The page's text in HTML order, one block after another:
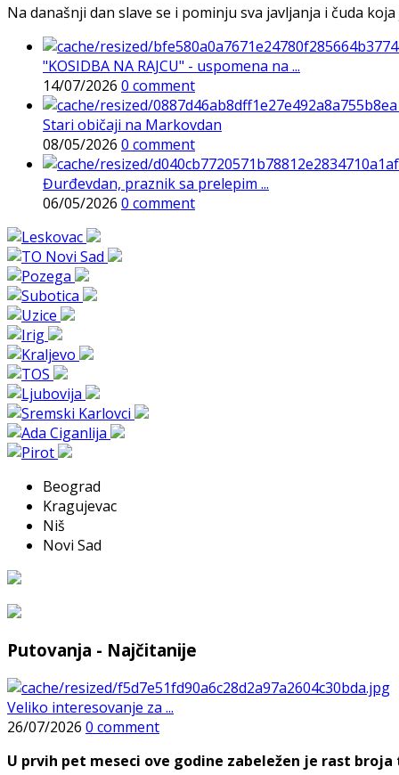
Na današnji dan slave se i pominju sva javljanja i čuda
"KOSIDBA NA RAJCU" - uspomena na ...
14/07/2026 0 comment
Stari običaji na Markovdan
08/05/2026 0 comment
Đurđevdan, praznik sa prelepim ...
06/05/2026 0 comment
Beograd
Kragujevac
Niš
Novi Sad
Putovanja - Najčitanije
Veliko interesovanje za ...
26/07/2026 0 comment
U prvih pet meseci ove godine zabeležen je rast